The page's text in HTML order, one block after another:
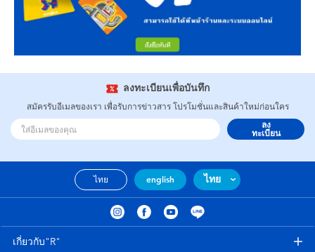
ลงทะเบียนเพื่อบันทึก
สมัครรับอีเมลของเรา เพื่อรับการข่าวสาร โปรโมชั่นและสินค้าใหม่ก่อนใคร
ลง
ทะเบียน
ไทย english ไทย
เกี่ยวกับ"R"